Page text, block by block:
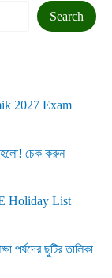
Search
2027 Exam
চেক করুন
Holiday List
ছুটির তালিকা